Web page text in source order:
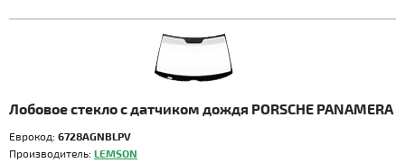
Лобовое стекло с датчиком дождя PORSCHE PANAMERA
Еврокод: 6728AGNBLPV
Производитель: LEMSON